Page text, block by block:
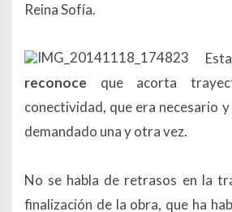
Reina Sofía.
reconoce que acorta
conectividad, que era necesario
demandado una y otra vez.
No se habla de retrasos en la
finalización de la obra, que ha